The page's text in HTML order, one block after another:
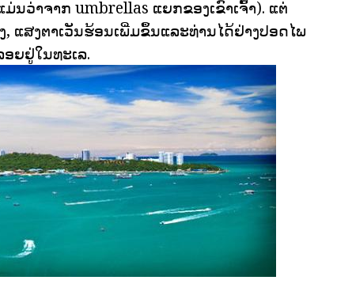
ນວ່າຈາກ umbrellas ແຍກຂອງເຂົາເຈົ້າ). ແຕ່
ສງຕາເວັນຮ້ອນເພີ່ມຂຶ້ນແລະທ່ານໄດ້ຢ່າງປອດໄພ
ຍຢູ່ໃນທະເລ.